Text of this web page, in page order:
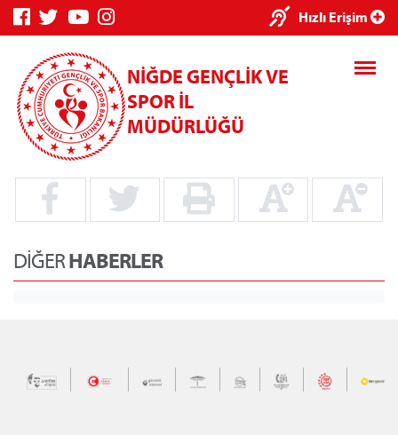
Hızlı Erişim
NİĞDE GENÇLİK VE
SPOR İL
MÜDÜRLÜĞÜ
DİĞERHABERLER
×
Genç Bilgi
Sistemi
Spor Bilgi
Sistemi
Kredi/Yurt
İşlemleri